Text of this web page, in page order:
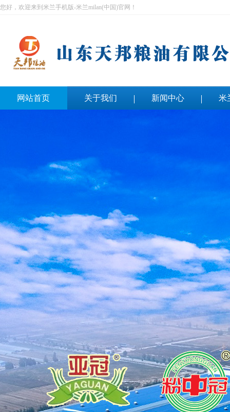
您好，欢迎来到米兰手机版-米兰milan(中国)官网！
网站首页 关于我们 新闻中心 米